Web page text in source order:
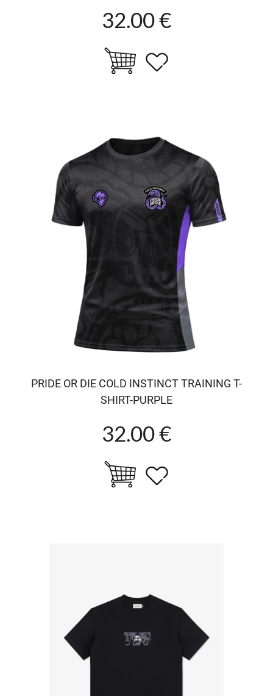
32.00 €
PRIDE OR DIE COLD INSTINCT TRAINING T-
SHIRT-PURPLE
32.00 €